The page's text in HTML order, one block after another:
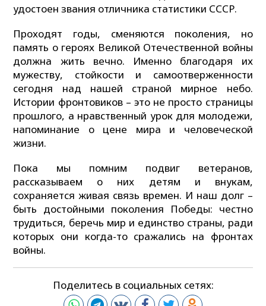
удостоен звания отличника статистики СССР.
Проходят годы, сменяются поколения, но
память о героях Великой Отечественной войны
должна жить вечно. Именно благодаря их
мужеству, стойкости и самоотверженности
сегодня над нашей страной мирное небо.
Истории фронтовиков – это не просто страницы
прошлого, а нравственный урок для молодежи,
напоминание о цене мира и человеческой
жизни.
Пока мы помним подвиг ветеранов,
рассказываем о них детям и внукам,
сохраняется живая связь времен. И наш долг –
быть достойными поколения Победы: честно
трудиться, беречь мир и единство страны, ради
которых они когда-то сражались на фронтах
войны.
Поделитесь в социальных сетях: